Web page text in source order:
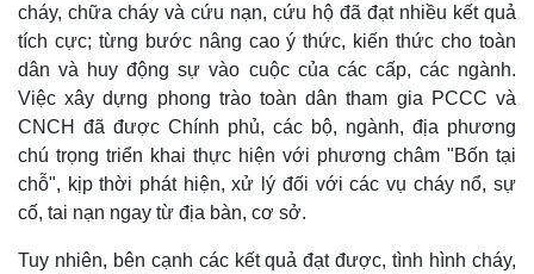
cháy, chữa cháy và cứu nạn, cứu hộ đã đạt nhiều kết quả
tích cực; từng bước nâng cao ý thức, kiến thức cho toàn
dân và huy động sự vào cuộc của các cấp, các ngành.
Việc xây dựng phong trào toàn dân tham gia PCCC và
CNCH đã được Chính phủ, các bộ, ngành, địa phương
chú trọng triển khai thực hiện với phương châm "Bốn tại
chỗ", kịp thời phát hiện, xử lý đối với các vụ cháy nổ, sự
cố, tai nạn ngay từ địa bàn, cơ sở.
Tuy nhiên, bên cạnh các kết quả đạt được, tình hình cháy,